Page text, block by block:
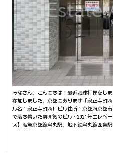
みなさん、こんにちは！最近眼球打撲をし
参加しました、京都にあります「泉正寺町
ル名：泉正寺町西川ビル住所：京都府京都
で落ち着いた雰囲気のビル・2021年エレベ
ス】阪急京都線烏丸駅、地下鉄烏丸線四条
模・・・・・・・・・・・・地上6階、地